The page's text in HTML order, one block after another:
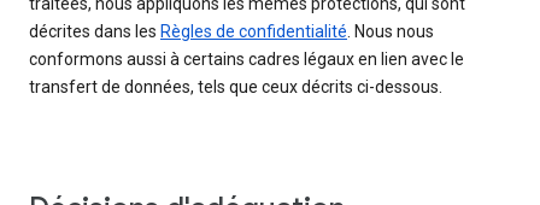
traitées, nous appliquons les mêmes protections, qui sont
décrites dans les Règles de confidentialité. Nous nous
conformons aussi à certains cadres légaux en lien avec le
transfert de données, tels que ceux décrits ci-dessous.